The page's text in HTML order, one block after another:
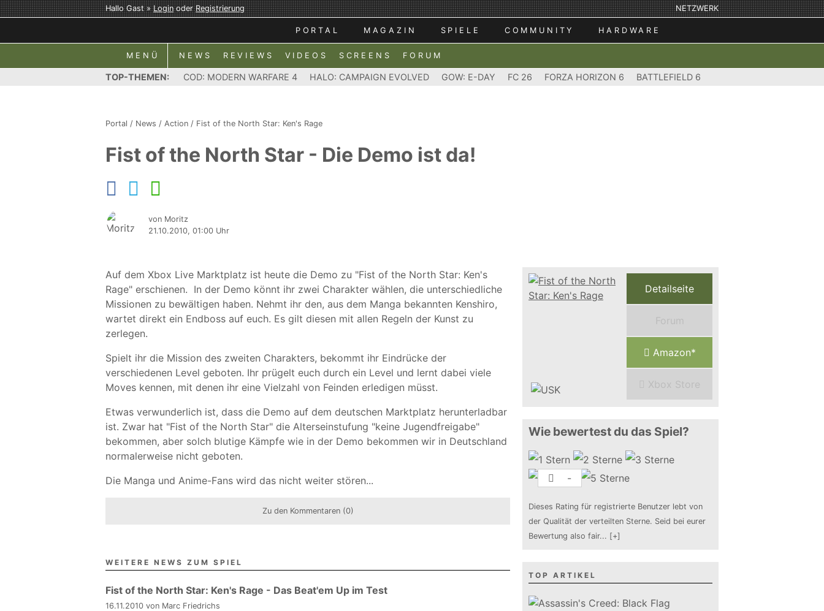
Hallo Gast »LoginoderRegistrierung NETZWERK
PORTAL MAGAZIN SPIELE COMMUNITY HARDWARE
MENÜ NEWS REVIEWS VIDEOS SCREENS FORUM
TOP-THEMEN: COD: MODERN WARFARE 4 HALO: CAMPAIGN EVOLVED GOW: E-DAY FC 26 FORZA HORIZON 6 BATTLEFIELD 6
Portal / News / Action / Fist of the North Star: Ken's Rage
Fist of the North Star - Die Demo ist da!
von Moritz
21.10.2010, 01:00 Uhr
Auf dem Xbox Live Marktplatz ist heute die Demo zu "Fist of the North Star: Ken's
Rage" erschienen. In der Demo könnt ihr zwei Charakter wählen, die unterschiedliche
Missionen zu bewältigen haben. Nehmt ihr den, aus dem Manga bekannten Kenshiro,
wartet direkt ein Endboss auf euch. Es gilt diesen mit allen Regeln der Kunst zu
zerlegen.
Spielt ihr die Mission des zweiten Charakters, bekommt ihr Eindrücke der
verschiedenen Level geboten. Ihr prügelt euch durch ein Level und lernt dabei viele
Moves kennen, mit denen ihr eine Vielzahl von Feinden erledigen müsst.
Etwas verwunderlich ist, dass die Demo auf dem deutschen Marktplatz herunterladbar
ist. Zwar hat "Fist of the North Star" die Alterseinstufung "keine Jugendfreigabe"
bekommen, aber solch blutige Kämpfe wie in der Demo bekommen wir in Deutschland
normalerweise nicht geboten.
Die Manga und Anime-Fans wird das nicht weiter stören...
Zu den Kommentaren (0)
WEITERE NEWS ZUM SPIEL
Fist of the North Star: Ken's Rage - Das Beat'em Up im Test
16.11.2010 von Marc Friedrichs
Detailseite
Forum
Amazon*
Xbox Store
Wie bewertest du das Spiel?
-
Dieses Rating für registrierte Benutzer lebt von
der Qualität der verteilten Sterne. Seid bei eurer
Bewertung also fair... [+]
TOP ARTIKEL